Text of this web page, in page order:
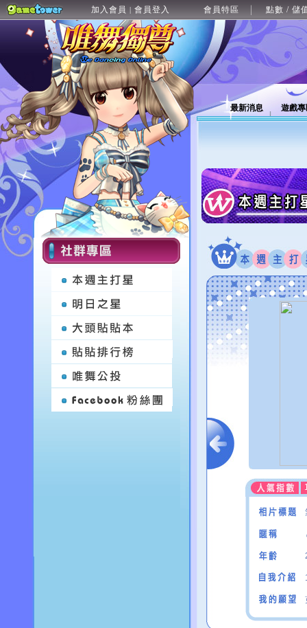
加入會員 | 會員登入 會員特區 點數 / 儲
最新消息 遊戲